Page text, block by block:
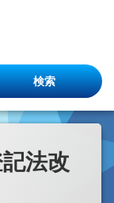
アドレス
法改